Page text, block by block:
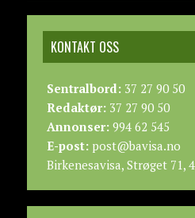
KONTAKT OSS
Sentralbord:37 27 90 50
Redaktør:37 27 90 50
Annonser:994 62 545
E-post:post@bavisa.no
Birkenesavisa, Strøget 71,